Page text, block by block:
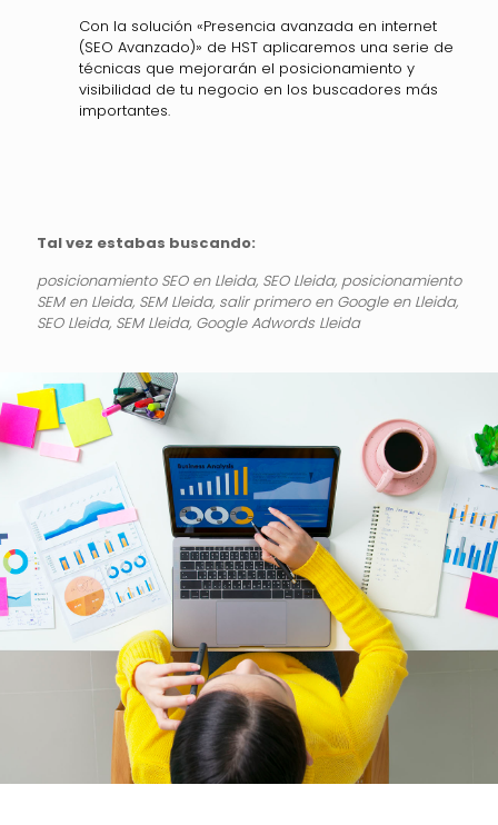
Con la solución «Presencia avanzada en internet
(SEO Avanzado)» de HST aplicaremos una serie de
técnicas que mejorarán el posicionamiento y
visibilidad de tu negocio en los buscadores más
importantes.
Tal vez estabas buscando:
posicionamiento SEO en Lleida, SEO Lleida, posicionamiento
SEM en Lleida, SEM Lleida, salir primero en Google en Lleida,
SEO Lleida, SEM Lleida, Google Adwords Lleida